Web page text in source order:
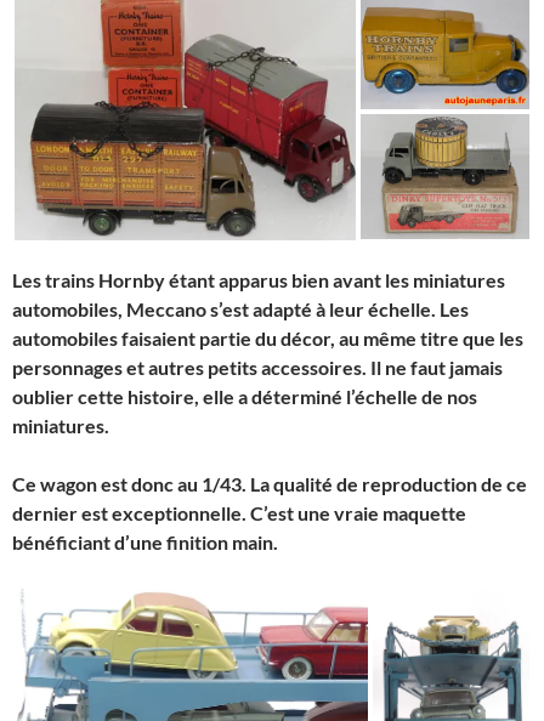
Les trains Hornby étant apparus bien avant les miniatures
automobiles, Meccano s’est adapté à leur échelle. Les
automobiles faisaient partie du décor, au même titre que les
personnages et autres petits accessoires. Il ne faut jamais
oublier cette histoire, elle a déterminé l’échelle de nos
miniatures.
Ce wagon est donc au 1/43. La qualité de reproduction de ce
dernier est exceptionnelle. C’est une vraie maquette
bénéficiant d’une finition main.